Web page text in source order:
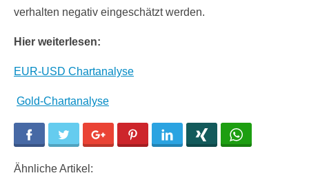
verhalten negativ eingeschätzt werden.
Hier weiterlesen:
EUR-USD Chartanalyse
Gold-Chartanalyse
Facebook Twitter Google+ Pinterest LinkedIn
Ähnliche Artikel: